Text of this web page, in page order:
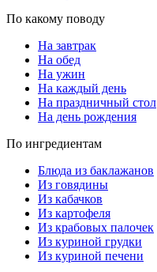
По какому поводу
На завтрак
На обед
На ужин
На каждый день
На праздничный стол
На день рождения
По ингредиентам
Блюда из баклажанов
Из говядины
Из кабачков
Из картофеля
Из крабовых палочек
Из куриной грудки
Из куриной печени